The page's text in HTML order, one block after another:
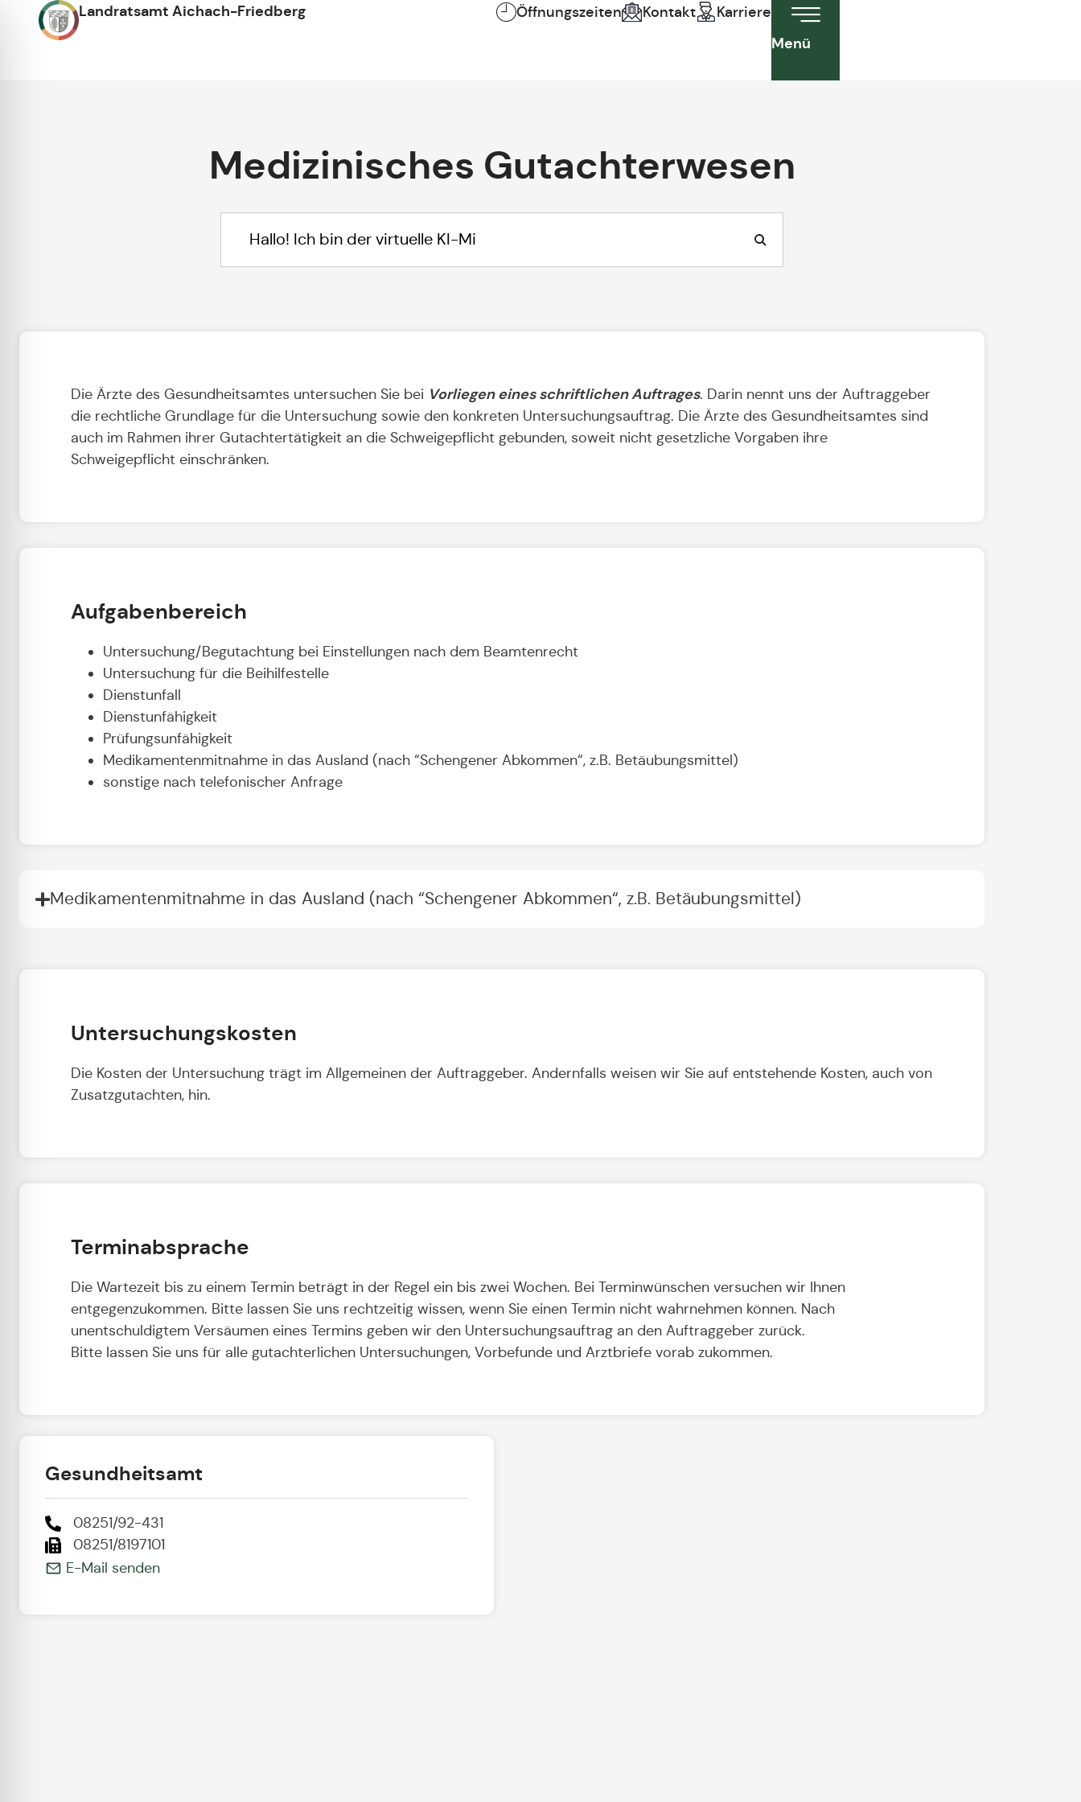
Landratsamt Aichach-Friedberg Öffnungszeiten Kontakt Karriere
Menü
Medizinisches Gutachterwesen
Die Ärzte des Gesundheitsamtes untersuchen Sie bei Vorliegen eines schriftlichen Auftrages. Darin nennt uns der Auftraggeber
die rechtliche Grundlage für die Untersuchung sowie den konkreten Untersuchungsauftrag. Die Ärzte des Gesundheitsamtes sind
auch im Rahmen ihrer Gutachtertätigkeit an die Schweigepflicht gebunden, soweit nicht gesetzliche Vorgaben ihre
Schweigepflicht einschränken.
Aufgabenbereich
Untersuchung/Begutachtung bei Einstellungen nach dem Beamtenrecht
Untersuchung für die Beihilfestelle
Dienstunfall
Dienstunfähigkeit
Prüfungsunfähigkeit
Medikamentenmitnahme in das Ausland (nach “Schengener Abkommen“, z.B. Betäubungsmittel)
sonstige nach telefonischer Anfrage
Medikamentenmitnahme in das Ausland (nach “Schengener Abkommen“, z.B. Betäubungsmittel)
Untersuchungskosten
Die Kosten der Untersuchung trägt im Allgemeinen der Auftraggeber. Andernfalls weisen wir Sie auf entstehende Kosten, auch von
Zusatzgutachten, hin.
Terminabsprache
Die Wartezeit bis zu einem Termin beträgt in der Regel ein bis zwei Wochen. Bei Terminwünschen versuchen wir Ihnen
entgegenzukommen. Bitte lassen Sie uns rechtzeitig wissen, wenn Sie einen Termin nicht wahrnehmen können. Nach
unentschuldigtem Versäumen eines Termins geben wir den Untersuchungsauftrag an den Auftraggeber zurück.
Bitte lassen Sie uns für alle gutachterlichen Untersuchungen, Vorbefunde und Arztbriefe vorab zukommen.
Gesundheitsamt
08251/92-431
08251/8197101
E-Mail senden